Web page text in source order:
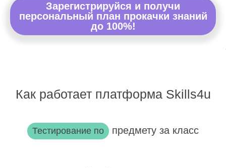
Зарегистрируйся и получи
персональный план прокачки знаний
до 100%!
Как работает платформа Skills4u
Тестирование по предмету за класс